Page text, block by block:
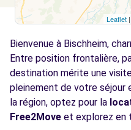
Free2Move Rent -
26 BOULEVARD LEBLOIS
STRASBOURG, 67000
Leaflet
Bienvenue à Bischheim,
Entre position frontalière,
destination mérite une
pleinement de votre
la région, optez pour la
Free2Move et explorez en